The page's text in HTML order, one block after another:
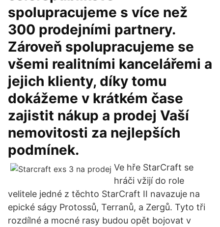
spolupracujeme s více než
300 prodejními partnery.
Zároveň spolupracujeme se
všemi realitními kancelářemi a
jejich klienty, díky tomu
dokážeme v krátkém čase
zajistit nákup a prodej Vaší
nemovitosti za nejlepších
podmínek.
Ve hře StarCraft se
hráči vžijí do role
velitele jedné z těchto StarCraft II navazuje na
epické ságy Protossů, Terranů, a Zergů. Tyto tři
rozdílné a mocné rasy budou opět bojovat v